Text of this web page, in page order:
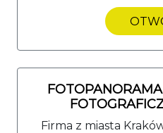
Firma z miasta